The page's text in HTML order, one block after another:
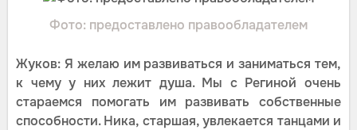
Фото: предоставлено правообладателем
Жуков: Я желаю им развиваться и заниматься тем,
к чему у них лежит душа. Мы с Региной очень
стараемся помогать им развивать собственные
способности. Ника, старшая, увлекается танцами и